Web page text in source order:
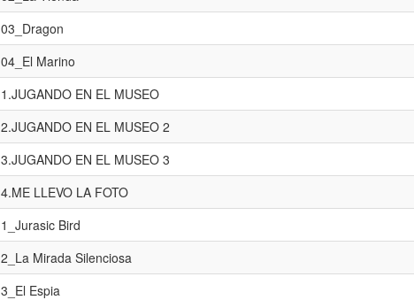
03_Dragon
04_El Marino
1.JUGANDO EN EL MUSEO
2.JUGANDO EN EL MUSEO 2
3.JUGANDO EN EL MUSEO 3
4.ME LLEVO LA FOTO
1_Jurasic Bird
2_La Mirada Silenciosa
3_El Espia